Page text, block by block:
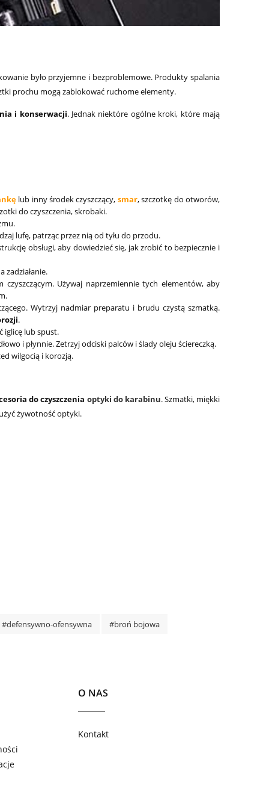
Cena regularna: 2 099,00 zł
było przyjemne i bezproblemowe. Produkty spalania
prochu mogą zablokować ruchome elementy.
i konserwacji. Jednak niektóre ogólne kroki, które mają
lub inny środek czyszczący, smar, szczotkę do otworów,
do czyszczenia, skrobaki.
lufę, patrząc przez nią od tyłu do przodu.
obsługi, aby dowiedzieć się, jak zrobić to bezpiecznie i
zadziałanie.
Używaj naprzemiennie tych elementów, aby
Wytrzyj nadmiar preparatu i brudu czystą szmatką.
.
iglicę lub spust.
i płynnie. Zetrzyj odciski palców i ślady oleju ściereczką.
wilgocią i korozją.
do czyszczenia optyki do karabinu. Szmatki, miękki
żywotność optyki.
#defensywno-ofensywna
#broń bojowa
O NAS
Kontakt